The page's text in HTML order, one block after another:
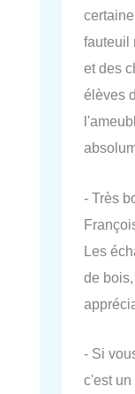
fauteuil
et des
élèves
- Très
Les
de
- Si
c'est